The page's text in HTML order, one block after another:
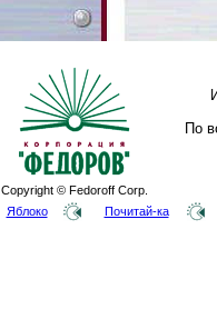
Copyright © Fedoroff Corp.
По
Яблоко Почитай-ка